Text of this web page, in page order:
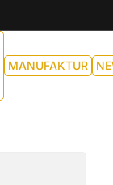
MANUFAKTUR